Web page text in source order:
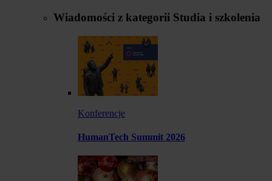
Wiadomości z kategorii Studia i szkolenia
Konferencje
HumanTech Summit 2026